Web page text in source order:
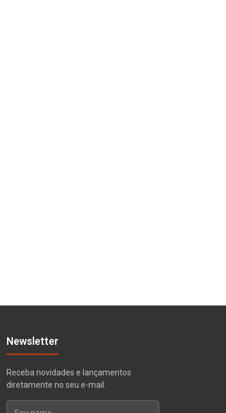
Newsletter
Receba novidades e lançamentos
diretamente no seu e-mail.